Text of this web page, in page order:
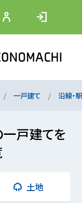
一戸建て 沿線・
戸建てを
土地